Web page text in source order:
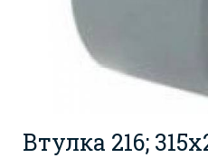
Втулка 216;